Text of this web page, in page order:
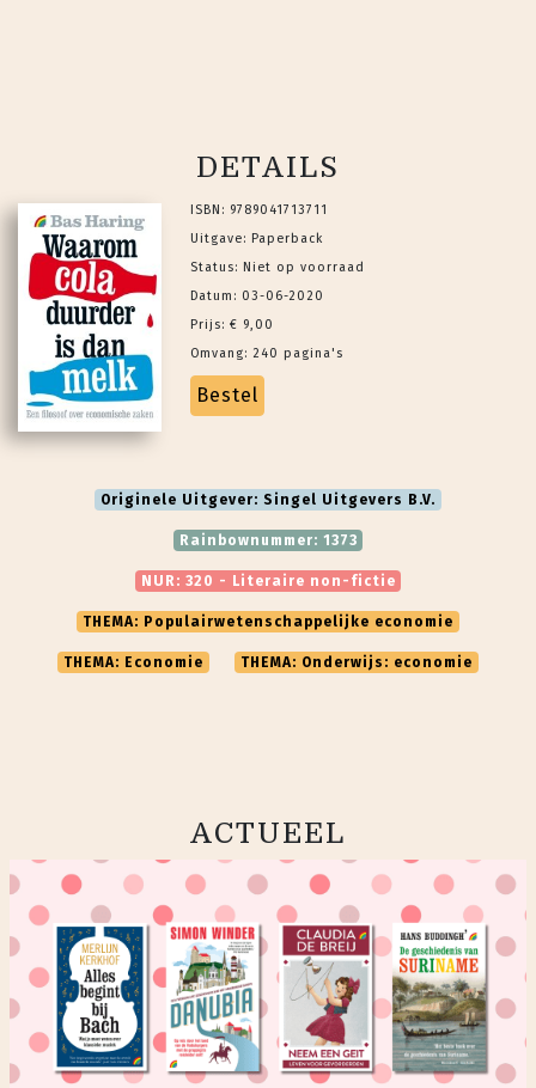
DETAILS
ISBN: 9789041713711
Uitgave: Paperback
Status: Niet op voorraad
Datum: 03-06-2020
Prijs: € 9,00
Omvang: 240 pagina's
Bestel
Originele Uitgever: Singel Uitgevers B.V.
Rainbownummer: 1373
NUR: 320 - Literaire non-fictie
THEMA: Populairwetenschappelijke economie
THEMA: Economie THEMA: Onderwijs: economie
ACTUEEL